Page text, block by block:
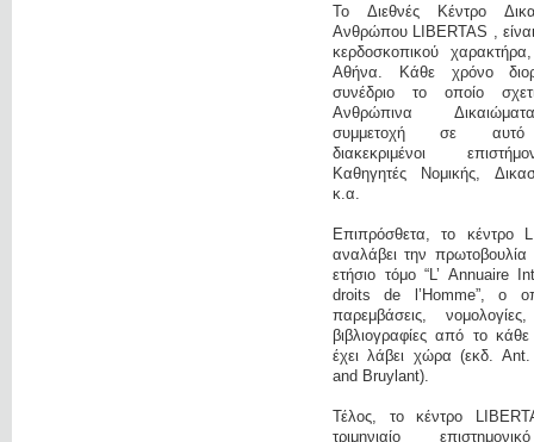
Το Διεθνές Κέντρο
Ανθρώπου LIBERTAS , είναι
κερδοσκοπικού
Αθήνα. Κάθε χρόνο
συνέδριο το οποίο
Ανθρώπινα
συμμετοχή σε αυτό
διακεκριμένοι
Καθηγητές Νομικής,
κ.α.
Επιπρόσθετα, το κέντρο
αναλάβει την πρωτοβουλία
ετήσιο τόμο “L’ Annuaire
droits de l’Homme”, ο
παρεμβάσεις,
βιβλιογραφίες από το
έχει λάβει χώρα (εκδ.
and Bruylant).
Τέλος, το κέντρο
τριμηνιαίο